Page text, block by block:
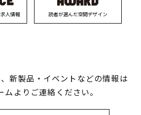
人情報 読者が選んだ空間デザイン
新製品・イベントなどの情報は
ムよりご連絡ください。